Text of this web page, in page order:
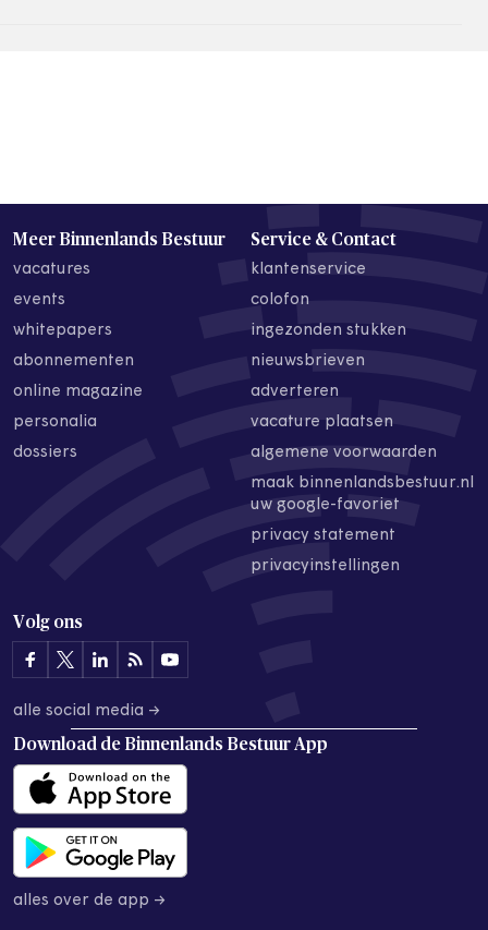
Meer Binnenlands Bestuur
vacatures
events
whitepapers
abonnementen
online magazine
personalia
dossiers
Service & Contact
klantenservice
colofon
ingezonden stukken
nieuwsbrieven
adverteren
vacature plaatsen
algemene voorwaarden
maak binnenlandsbestuur.nl
uw google-favoriet
privacy statement
privacyinstellingen
Volg ons
alle social media →
Download de Binnenlands Bestuur App
alles over de app →